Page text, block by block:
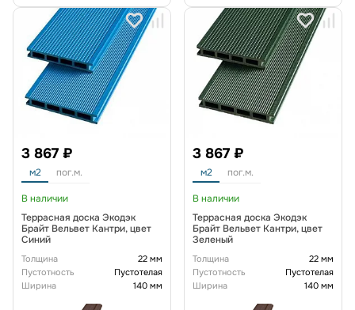
3 867 ₽
м2 пог.м.
В наличии
Террасная доска Экодэк
Брайт Вельвет Кантри, цвет
Синий
Толщина
22 мм
Пустотность
Пустотелая
Ширина
140 мм
3 867 ₽
м2 пог.м.
В наличии
Террасная доска Экодэк
Брайт Вельвет Кантри, цвет
Зеленый
Толщина
22 мм
Пустотность
Пустотелая
Ширина
140 мм